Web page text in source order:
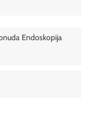
Endoskopija